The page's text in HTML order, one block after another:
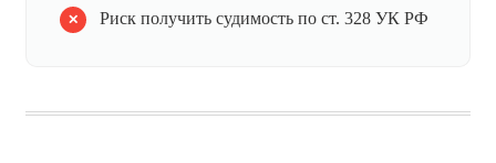
Риск получить судимость по ст. 328 УК РФ